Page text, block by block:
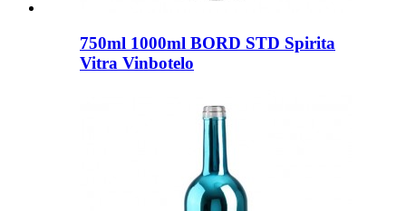
750ml 1000ml BORD STD Spirita
Vitra Vinbotelo